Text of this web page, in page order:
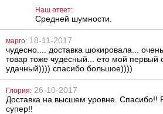
Transparent Blau
314 грн
Наш ответ:
Средней шумности.
марго: 18-11-2017
чудесно.... доставка шокировала...
товар тоже чудесный... ето мой первый
удачный)))) спасибо большое))))
Глория: 26-10-2017
Доставка на высшем уровне. Спасибо!!
супер!!